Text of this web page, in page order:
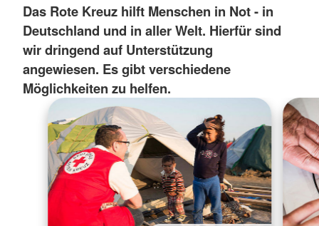
Das Rote Kreuz hilft Menschen in Not - in
Deutschland und in aller Welt. Hierfür sind
wir dringend auf Unterstützung
angewiesen. Es gibt verschiedene
Möglichkeiten zu helfen.